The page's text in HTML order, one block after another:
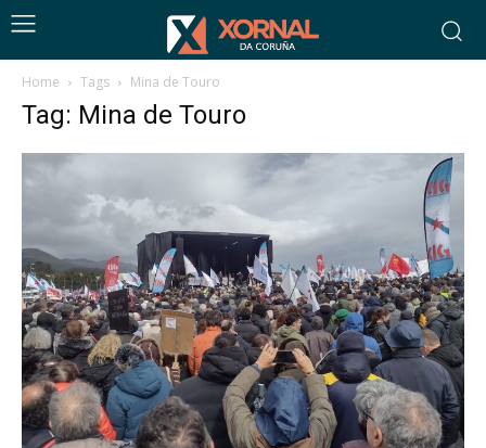
Home Tags Mina de Touro
Tag: Mina de Touro